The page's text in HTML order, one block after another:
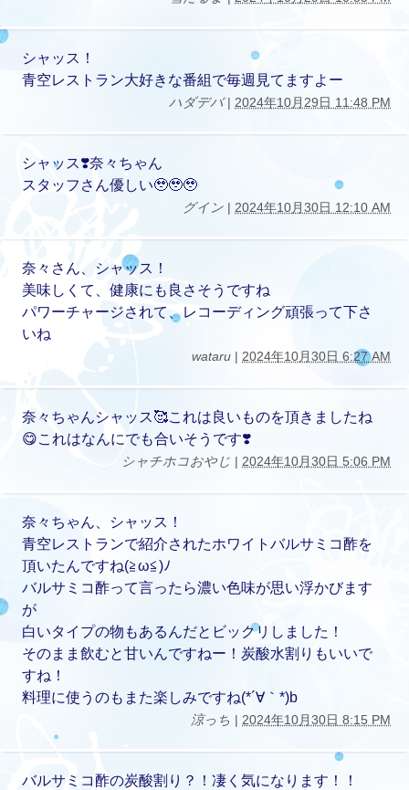
シャッス！
青空レストラン大好きな番組で毎週見てますよー
ハダデバ| 2024年10月29日 11:48 PM
シャッス❣️奈々ちゃん
スタッフさん優しい🥹🥹🥹
グイン | 2024年10月30日 12:10 AM
奈々さん、シャッス！
美味しくて、健康にも良さそうですね
パワーチャージされて、レコーディング頑張って下さ
いね
wataru | 2024年10月30日 6:27 AM
奈々ちゃんシャッス🥰これは良いものを頂きましたね
😋これはなんにでも合いそうです❣️
シャチホコおやじ | 2024年10月30日 5:06 PM
奈々ちゃん、シャッス！
青空レストランで紹介されたホワイトバルサミコ酢を
頂いたんですね(≧ω≦)ﾉ
バルサミコ酢って言ったら濃い色味が思い浮かびます
が
白いタイプの物もあるんだとビックリしました！
そのまま飲むと甘いんですねー！炭酸水割りもいいで
すね！
料理に使うのもまた楽しみですね(*´∀｀*)b
涼っち | 2024年10月30日 8:15 PM
バルサミコ酢の炭酸割り？！凄く気になります！！